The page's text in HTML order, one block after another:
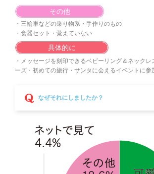
その他
・三輪車などの乗り物系・手作りのもの
・食器セット・覚えていない
具体的に
・メッセージを刻印できるベビーリング＆ネックレ
ーズ・初めての旅行・サンタに会えるイベントに
なぜそれにしましたか？